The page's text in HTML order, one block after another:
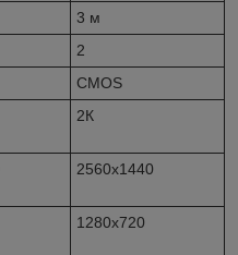
3 м
2
CMOS
2К
2560x1440
1280x720